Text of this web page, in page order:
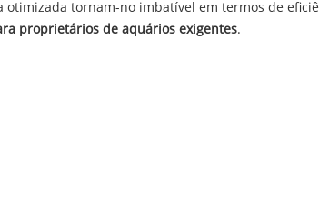
tornam-no imbatível em termos de
proprietários de aquários exigentes.